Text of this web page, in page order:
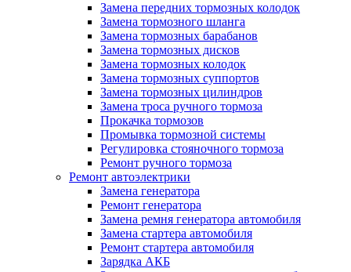
Замена передних тормозных колодок
Замена тормозного шланга
Замена тормозных барабанов
Замена тормозных дисков
Замена тормозных колодок
Замена тормозных суппортов
Замена тормозных цилиндров
Замена троса ручного тормоза
Прокачка тормозов
Промывка тормозной системы
Регулировка стояночного тормоза
Ремонт ручного тормоза
Ремонт автоэлектрики
Замена генератора
Ремонт генератора
Замена ремня генератора автомобиля
Замена стартера автомобиля
Ремонт стартера автомобиля
Зарядка АКБ